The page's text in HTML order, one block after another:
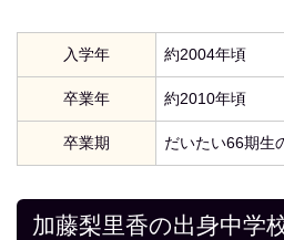
入学年 約2004年頃
卒業年 約2010年頃
卒業期 だいたい66期生
加藤梨里香の出身中学